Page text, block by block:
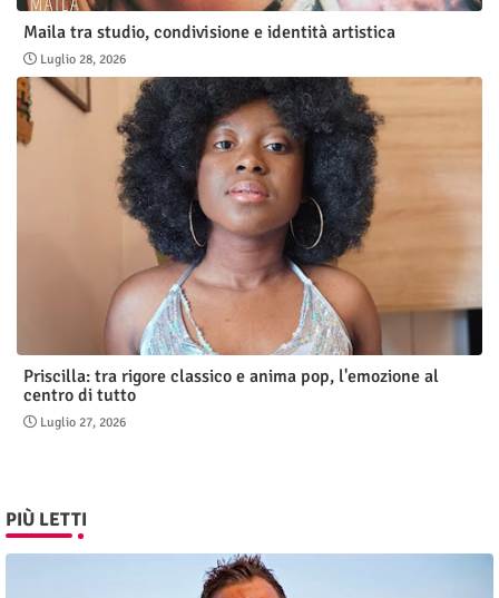
Maila tra studio, condivisione e identità artistica
Luglio 28, 2026
Priscilla: tra rigore classico e anima pop, l'emozione al
centro di tutto
Luglio 27, 2026
PIÙ LETTI